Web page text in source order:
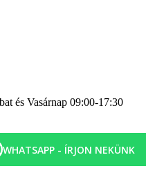
és Vasárnap 09:00-17:30
WHATSAPP - ÍRJON NEKÜNK